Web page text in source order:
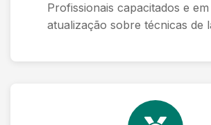
Profissionais capacitados e
atualização sobre técnicas de